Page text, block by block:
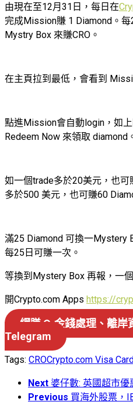
由現在至12月31日，每日在
完成Mission賺 1 Diamond。
Mystry Box 來賺CRO。
在主頁拉到最低，會看到
點進Mission會自動login，如
Redeem Now 來領取 diamond
如一個trade多於20美元，也
多於500 美元，也可賺60
滿25 Diamond 可換一Mystery
每25日可賺一次。
等換到Mystery Box 再報，一
開Crypto.com Apps https://
網賺 ↷ 金錢處理、離岸
Telegram
Tags: CROCrypto.com Visa
Next 婆仔數: 英國超市優
Previous 買海外股票，